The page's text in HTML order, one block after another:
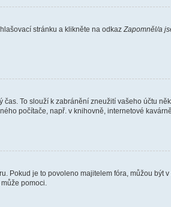
stránku a klikněte na odkazZapomněl/a
To slouží k zabránění zneužití vašeho účtu
počítače, např. v knihovně, internetové
Pokud je to povoleno majitelem fóra, můžou být
pomoci.